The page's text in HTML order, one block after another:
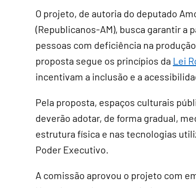
O projeto, de autoria do deputado
(Republicanos-AM), busca garantir a
pessoas com deficiência na
proposta segue os princípios da Lei
incentivam a inclusão e a
Pela proposta, espaços culturais
deverão adotar, de forma gradual,
estrutura física e nas tecnologias
Poder Executivo.
A comissão aprovou o projeto com